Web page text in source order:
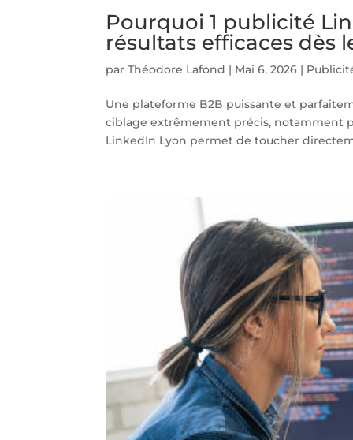
Pourquoi 1 publicité
résultats efficaces dès
parThéodore Lafond | Mai 6, 2026 |
Une plateforme B2B puissante et
ciblage extrêmement précis, notamment
LinkedIn Lyon permet de toucher